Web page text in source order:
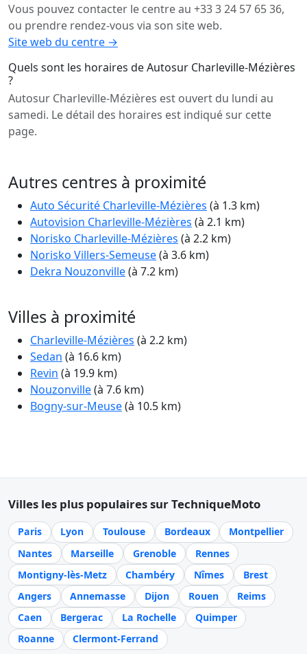
Vous pouvez contacter le centre au +33 3 24 57 65 36,
ou prendre rendez-vous via son site web.
Site web du centre →
Quels sont les horaires de Autosur Charleville-Mézières
?
Autosur Charleville-Mézières est ouvert du lundi au
samedi. Le détail des horaires est indiqué sur cette
page.
Autres centres à proximité
Auto Sécurité Charleville-Mézières (à 1.3 km)
Autovision Charleville-Mézières (à 2.1 km)
Norisko Charleville-Mézières (à 2.2 km)
Norisko Villers-Semeuse(à 3.6 km)
Dekra Nouzonville(à 7.2 km)
Villes à proximité
Charleville-Mézières (à 2.2 km)
Sedan (à 16.6 km)
Revin (à 19.9 km)
Nouzonville(à 7.6 km)
Bogny-sur-Meuse(à 10.5 km)
Villes les plus populaires sur TechniqueMoto
Paris Lyon Toulouse Bordeaux
Montpellier
Nantes
Marseille Grenoble
Rennes
Montigny-lès-Metz
Chambéry Nîmes
Brest
Angers
Annemasse Dijon Rouen
Reims
Caen
Bergerac La Rochelle
Quimper
Roanne
Clermont-Ferrand